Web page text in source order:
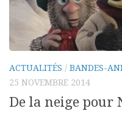
ACTUALITÉS / BANDES-
25 NOVEMBRE 2014
De la neige pour